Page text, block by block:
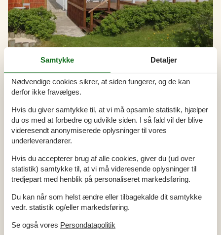
Udlejning af sommerhuse i Trans
En sommerhusferie i Trans byder på idylliske stunder, hvor I kan
nyde morgenduggen over de åbne landskaber og lytte til havets
rolige bølger. Her kan I vandre langs kysten eller udforske de
lokale hedeområder, der tilbyder en pause fra hverdagens travlhed
Artikeltyper
Alle
Artikler
Geografier
Samtykke Detaljer
Nødvendige cookies sikrer, at siden fungerer, og de kan
derfor ikke fravælges.
Hvis du giver samtykke til, at vi må opsamle statistik, hjælper
du os med at forbedre og udvikle siden. I så fald vil der blive
videresendt anonymiserede oplysninger til vores
underleverandører.
Hvis du accepterer brug af alle cookies, giver du (ud over
statistik) samtykke til, at vi må videresende oplysninger til
tredjepart med henblik på personaliseret markedsføring.
Du kan når som helst ændre eller tilbagekalde dit samtykke
vedr. statistik og/eller markedsføring.
Se også vores Persondatapolitik